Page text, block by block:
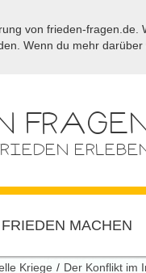
von frieden-
Wenn du mehr
FRIEDEN MACHEN
Kriege Der Konflikt im